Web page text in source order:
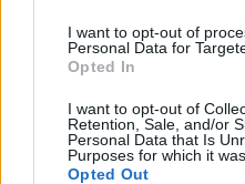
I want to opt-out of
Personal Data for
Opted In
I want to opt-out of
Retention, Sale, and/or
Personal Data that Is
Purposes for which it
Opted Out
center di Tegge
Esce di strada
conducente